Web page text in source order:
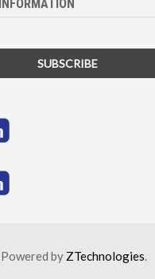
by ZTechnologies.